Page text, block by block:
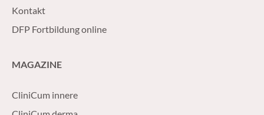
Kontakt
DFP Fortbildung online
MAGAZINE
CliniCum innere